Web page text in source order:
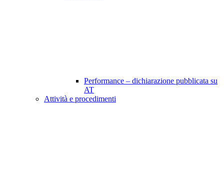
Performance – dichiarazione pubblicata su
AT
Attività e procedimenti